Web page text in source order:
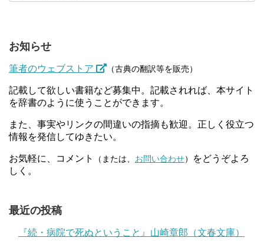
お知らせ
筆者のウェブストア （古典の翻訳等を販売）
記載して欲しい書籍など募集中。記載されれば、本サイト
を辞書のように使うことができます。
また、事実やリンクの間違いの指摘も歓迎。正しく役立つ
情報を発信してゆきたい。
お気軽に、コメント （または、 お問い合わせ）
をどうぞよろ
しく。
最近の投稿
『続・病院で死ぬということ』山崎章郎（文春文庫）